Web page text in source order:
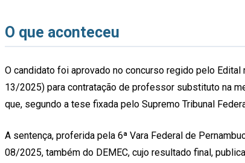
O que aconteceu
O candidato foi aprovado no concurso regido pelo
13/2025) para contratação de professor substituto na
que, segundo a tese fixada pelo Supremo Tribunal
A sentença, proferida pela 6ª Vara Federal de
08/2025, também do DEMEC, cujo resultado final,